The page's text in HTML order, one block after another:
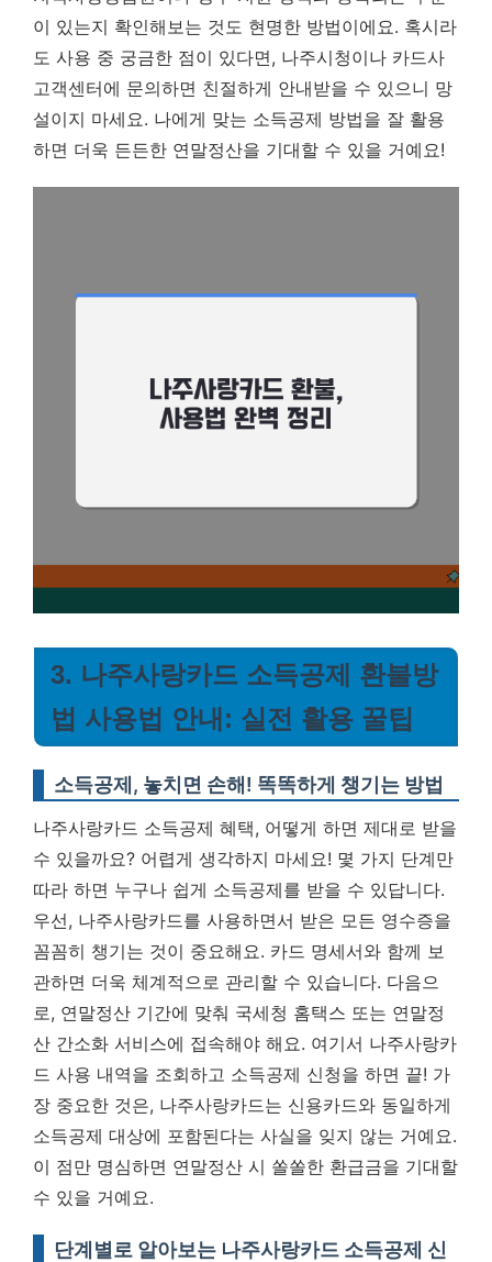
이 있는지 확인해보는 것도 현명한 방법이에요. 혹시라
도 사용 중 궁금한 점이 있다면, 나주시청이나 카드사
고객센터에 문의하면 친절하게 안내받을 수 있으니 망
설이지 마세요. 나에게 맞는 소득공제 방법을 잘 활용
하면 더욱 든든한 연말정산을 기대할 수 있을 거예요!
3. 나주사랑카드 소득공제 환불방
법 사용법 안내: 실전 활용 꿀팁
소득공제, 놓치면 손해! 똑똑하게 챙기는 방법
나주사랑카드 소득공제 혜택, 어떻게 하면 제대로 받을
수 있을까요? 어렵게 생각하지 마세요! 몇 가지 단계만
따라 하면 누구나 쉽게 소득공제를 받을 수 있답니다.
우선, 나주사랑카드를 사용하면서 받은 모든 영수증을
꼼꼼히 챙기는 것이 중요해요. 카드 명세서와 함께 보
관하면 더욱 체계적으로 관리할 수 있습니다. 다음으
로, 연말정산 기간에 맞춰 국세청 홈택스 또는 연말정
산 간소화 서비스에 접속해야 해요. 여기서 나주사랑카
드 사용 내역을 조회하고 소득공제 신청을 하면 끝! 가
장 중요한 것은, 나주사랑카드는 신용카드와 동일하게
소득공제 대상에 포함된다는 사실을 잊지 않는 거예요.
이 점만 명심하면 연말정산 시 쏠쏠한 환급금을 기대할
수 있을 거예요.
단계별로 알아보는 나주사랑카드 소득공제 신